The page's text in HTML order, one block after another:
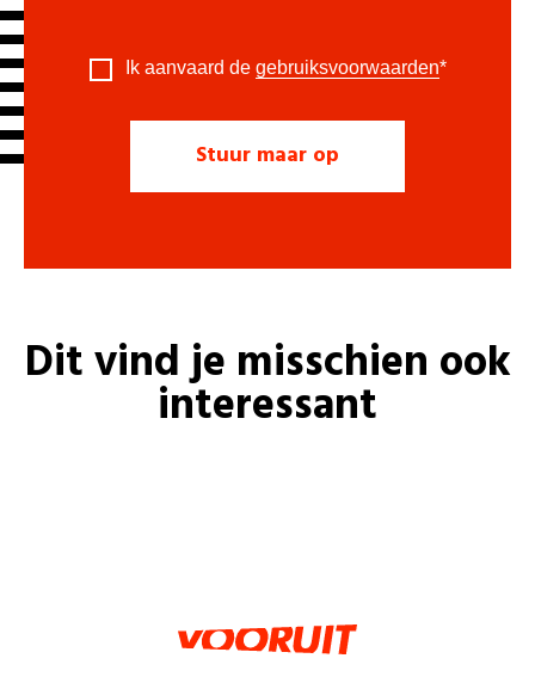
Ik aanvaard de gebruiksvoorwaarden*
Dit vind je misschien ook
interessant